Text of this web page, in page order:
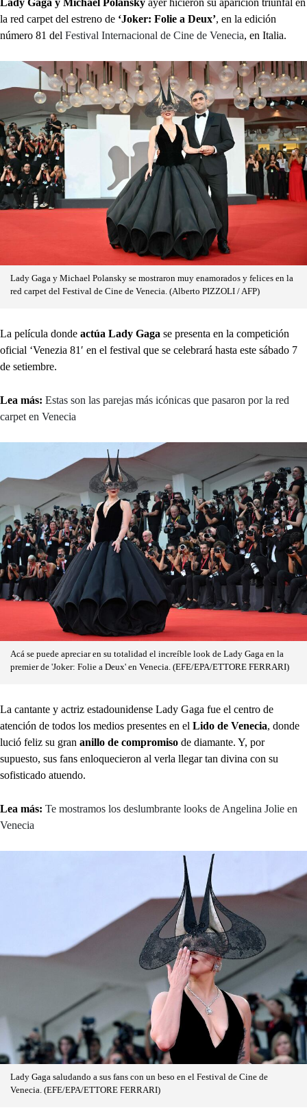
la red carpet del estreno de ‘Joker: Folie a Deux’, en la edición
número 81 del Festival Internacional de Cine de Venecia, en Italia.
Lady Gaga y Michael Polansky se mostraron muy enamorados y felices en la
red carpet del Festival de Cine de Venecia. (Alberto PIZZOLI / AFP)
La película donde actúa Lady Gaga se presenta en la competición
oficial ‘Venezia 81′ en el festival que se celebrará hasta este sábado 7
de setiembre.
Lea más: Estas son las parejas más icónicas que pasaron por la red
carpet en Venecia
Acá se puede apreciar en su totalidad el increíble look de Lady Gaga en la
premier de 'Joker: Folie a Deux' en Venecia. (EFE/EPA/ETTORE FERRARI)
La cantante y actriz estadounidense Lady Gaga fue el centro de
atención de todos los medios presentes en el Lido de Venecia, donde
lució feliz su gran anillo de compromiso de diamante. Y, por
supuesto, sus fans enloquecieron al verla llegar tan divina con su
sofisticado atuendo.
Lea más: Te mostramos los deslumbrante looks de Angelina Jolie en
Venecia
Lady Gaga saludando a sus fans con un beso en el Festival de Cine de
Venecia. (EFE/EPA/ETTORE FERRARI)